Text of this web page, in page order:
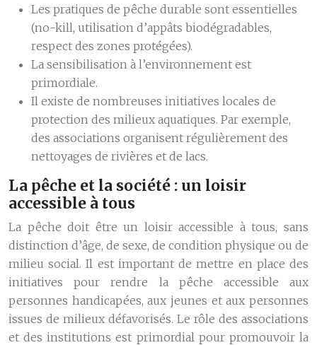
Les pratiques de pêche durable sont essentielles
(no-kill, utilisation d’appâts biodégradables,
respect des zones protégées).
La sensibilisation à l’environnement est
primordiale.
Il existe de nombreuses initiatives locales de
protection des milieux aquatiques. Par exemple,
des associations organisent régulièrement des
nettoyages de rivières et de lacs.
La pêche et la société : un loisir
accessible à tous
La pêche doit être un loisir accessible à tous, sans
distinction d’âge, de sexe, de condition physique ou de
milieu social. Il est important de mettre en place des
initiatives pour rendre la pêche accessible aux
personnes handicapées, aux jeunes et aux personnes
issues de milieux défavorisés. Le rôle des associations
et des institutions est primordial pour promouvoir la